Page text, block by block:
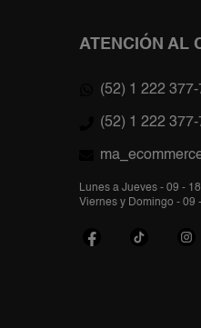
ATENCIÓN AL
(52) 1 222
(52) 1 222
Lunes a Jueves - 09 -
Viernes y Domingo - 09